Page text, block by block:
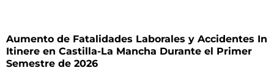
Aumento de Fatalidades Laborales y Accidentes In
Itinere en Castilla-La Mancha Durante el Primer
Semestre de 2026